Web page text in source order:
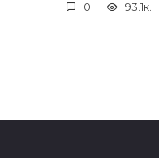
0 93.1к.